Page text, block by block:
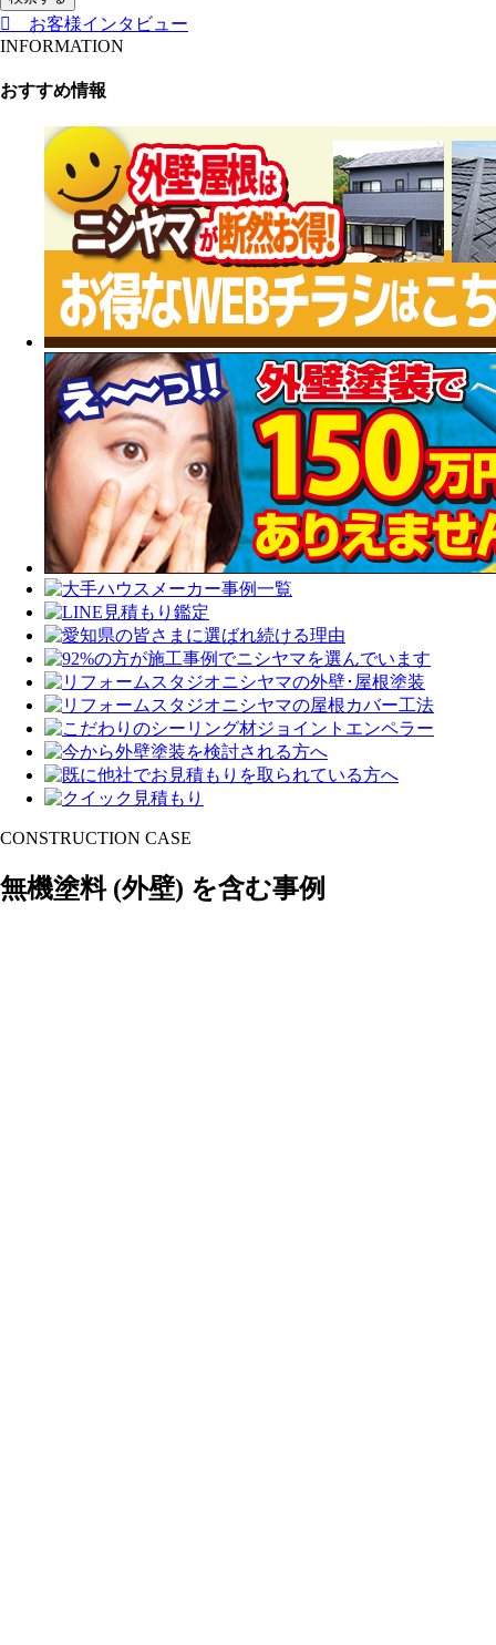
お客様インタビュー
INFORMATION
おすすめ情報
CONSTRUCTION CASE
無機塗料 (外壁) を含む事例